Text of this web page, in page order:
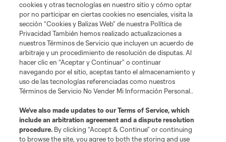
Términos de servicio
Política de privacidad
cookies y otras tecnologías en nuestro sitio y cómo optar
por no participar en ciertas cookies no esenciales, visita la
sección “Cookies y Balizas Web” de nuestra Política de
Privacidad También hemos realizado actualizaciones a
nuestros Términos de Servicio que incluyen un acuerdo de
arbitraje y un procedimiento de resolución de disputas. Al
hacer clic en “Aceptar y Continuar” o continuar
navegando por el sitio, aceptas tanto el almacenamiento y
uso de las tecnologías referenciadas como nuestros
Términos de Servicio No Vender Mi Información Personal..
We’ve also made updates to ourTerms of Service, which
include an arbitration agreement and a dispute resolution
procedure. By clicking “Accept & Continue” or continuing
to browse the site, you agree to both the storing and use